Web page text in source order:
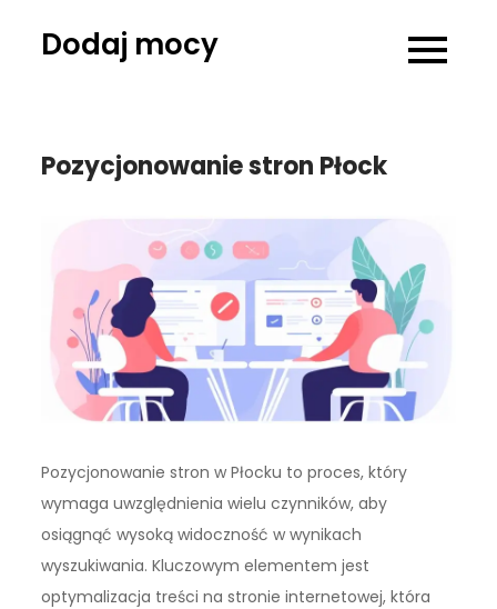
Dodaj mocy
Pozycjonowanie stron Płock
Pozycjonowanie stron w Płocku to proces, który
wymaga uwzględnienia wielu czynników, aby
osiągnąć wysoką widoczność w wynikach
wyszukiwania. Kluczowym elementem jest
optymalizacja treści na stronie internetowej, która